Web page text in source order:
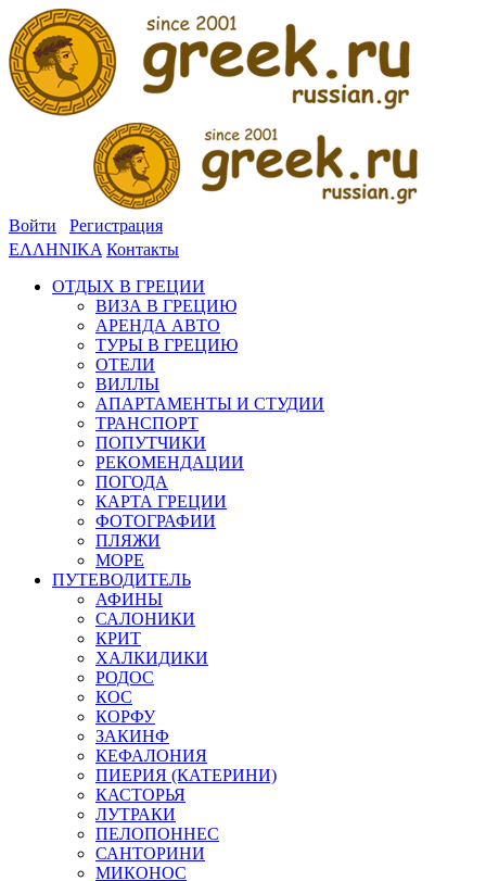
Войти
Регистрация
ΕΛΛΗΝΙΚΑ Контакты
ОТДЫХ В ГРЕЦИИ
ВИЗА В ГРЕЦИЮ
АРЕНДА АВТО
ТУРЫ В ГРЕЦИЮ
ОТЕЛИ
ВИЛЛЫ
АПАРТАМЕНТЫ И СТУДИИ
ТРАНСПОРТ
ПОПУТЧИКИ
РЕКОМЕНДАЦИИ
ПОГОДА
КАРТА ГРЕЦИИ
ФОТОГРАФИИ
ПЛЯЖИ
МОРЕ
ПУТЕВОДИТЕЛЬ
АФИНЫ
САЛОНИКИ
КРИТ
ХАЛКИДИКИ
РОДОС
КОС
КОРФУ
ЗАКИНФ
КЕФАЛОНИЯ
ПИЕРИЯ (КАТЕРИНИ)
КАСТОРЬЯ
ЛУТРАКИ
ПЕЛОПОННЕС
САНТОРИНИ
МИКОНОС